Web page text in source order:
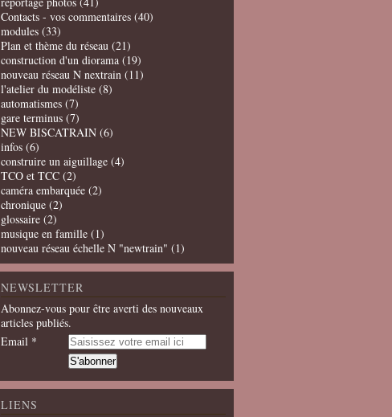
Contacts - vos commentaires (40)
modules (33)
Plan et thème du réseau (21)
construction d'un diorama (19)
nouveau réseau N nextrain (11)
l'atelier du modéliste (8)
automatismes (7)
gare terminus (7)
NEW BISCATRAIN (6)
infos (6)
construire un aiguillage (4)
TCO et TCC (2)
caméra embarquée (2)
chronique (2)
glossaire (2)
musique en famille (1)
nouveau réseau échelle N "newtrain" (1)
NEWSLETTER
Abonnez-vous pour être averti des nouveaux
articles publiés.
Email
LIENS